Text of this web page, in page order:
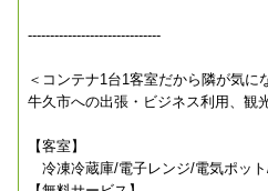
------------------------------
＜コンテナ1台1客室だから隣が気に
牛久市への出張・ビジネス利用、観
【客室】
冷凍冷蔵庫/電子レンジ/電気ポット